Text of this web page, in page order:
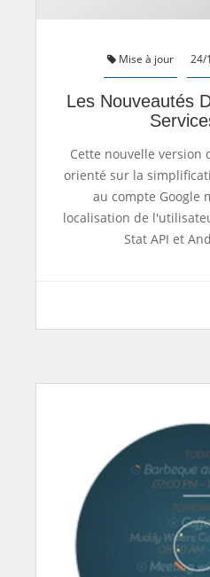
Mise à jour 24/
Les Nouveautés
Cette nouvelle version
orienté sur la
au compte Google
localisation de
Stat API et